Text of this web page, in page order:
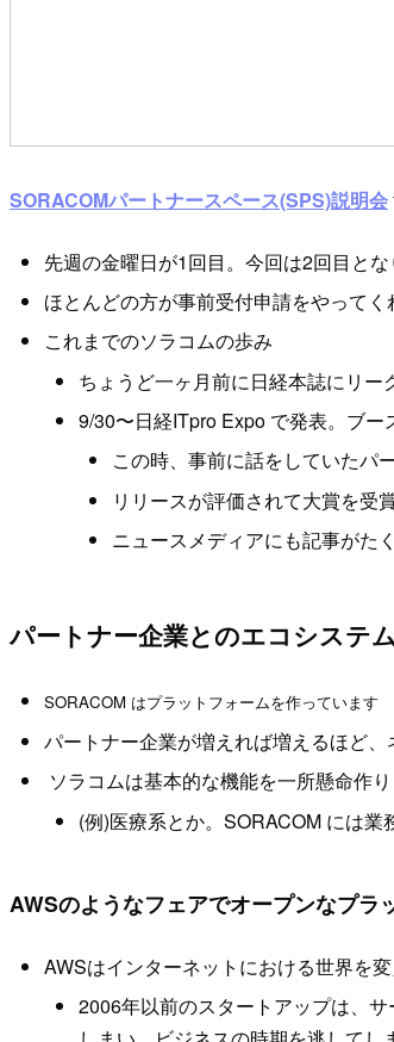
SORACOMパートナースペース(SPS)説明会
先週の金曜日が1回目。今回は2回目と
ほとんどの方が事前受付申請をやってく
これまでのソラコムの歩み
ちょうど一ヶ月前に日経本誌にリ
9/30〜日経ITpro Expo で発表。ブー
この時、事前に話をしていたパ
リリースが評価されて大賞を受
ニュースメディアにも記事がた
パートナー企業とのエコシステ
SORACOM はプラットフォームを作っています
パートナー企業が増えれば増えるほど
ソラコムは基本的な機能を一所懸命作
(例)医療系とか。SORACOM には
AWSのようなフェアでオープンなプラ
AWSはインターネットにおける世界を
2006年以前のスタートアップは、